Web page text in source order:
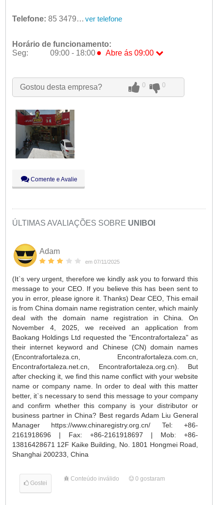
Telefone: 85 3479-1416 ver telefone
Horário de funcionamento:
Seg:
09:00 - 18:00 ● Abre ás 09:00
Qua:
09:00 - 18:00
Qui:
09:00 - 18:00
Sáb:
Fechado
Dom:
Fechado
Gostou desta empresa? 0 0
Comente e Avalie
ÚLTIMAS AVALIAÇÕES SOBRE UNIBOI
Adam
em 07/11/2025
(It`s very urgent, therefore we kindly ask you to forward this
message to your CEO. If you believe this has been sent to
you in error, please ignore it. Thanks) Dear CEO, This email
is from China domain name registration center, which mainly
deal with the domain name registration in China. On
November 4, 2025, we received an application from
Baokang Holdings Ltd requested the "Encontrafortaleza" as
their internet keyword and Chinese (CN) domain names
(Encontrafortaleza.cn, Encontrafortaleza.com.cn,
Encontrafortaleza.net.cn, Encontrafortaleza.org.cn). But
after checking it, we find this name conflict with your website
name or company name. In order to deal with this matter
better, it`s necessary to send this message to your company
and confirm whether this company is your distributor or
business partner in China? Best regards Adam Liu General
Manager https://www.chinaregistry.org.cn/ Tel: +86-
2161918696 | Fax: +86-2161918697 | Mob: +86-
13816428671 12F Kaike Building, No. 1801 Hongmei Road,
Shanghai 200233, China
Gostei
Conteúdo inválido 0 gostaram